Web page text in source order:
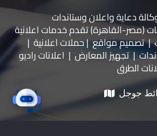
دعاية واعلان وستاندات
(مصر-القاهرة) تقدم خدمات اعلانية
| تصميم مواقع | حملات اعلانية |
| تجهيز المعارض | اعلانات راديو
الطرق
جوجل